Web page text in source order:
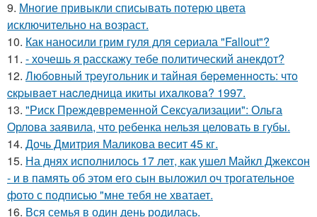
9. Многие привыкли списывать потерю цвета
исключительно на возраст.
10. Как наносили грим гуля для сериала "Fallout"?
11. - хочешь я расскажу тебе политический анекдот?
12. Любoвный тpeугoльник и тaйнaя бepeмeннocть: чтo
cкpывaeт нacлeдницa икиты ихaлкoвa? 1997.
13. "Риск Преждевременной Сексуализации": Ольга
Орлова заявила, что ребенка нельзя целовать в губы.
14. Дочь Дмитрия Маликова весит 45 кг.
15. На днях исполнилось 17 лет, как ушел Майкл Джексон
- и в память об этом его сын выложил оч трогательное
фото с подписью "мне тебя не хватает.
16. Вся семья в один день родилась.